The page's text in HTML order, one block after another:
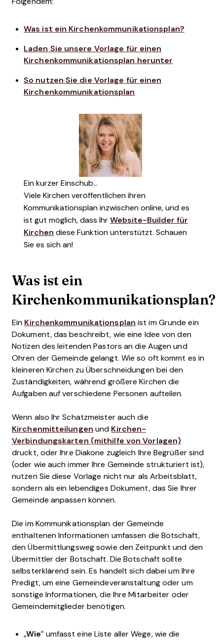
Was ist ein Kirchenkommunikationsplan?
Laden Sie unsere Vorlage für einen
Kirchenkommunikationsplan herunter
So nutzen Sie die Vorlage für einen
Kirchenkommunikationsplan
Ein kurzer Einschub...
Viele Kirchen veröffentlichen ihren
Kommunikationsplan inzwischen online, und es
ist gut möglich, dass Ihr Website-Builder für
Kirchen diese Funktion unterstützt. Schauen
Sie es sich an!
Was ist ein
Kirchenkommunikationsplan?
Ein Kirchenkommunikationsplan ist im Grunde ein
Dokument, das beschreibt, wie eine Idee von den
Notizen des leitenden Pastors an die Augen und
Ohren der Gemeinde gelangt. Wie so oft kommt es in
kleineren Kirchen zu Überschneidungen bei den
Zuständigkeiten, während größere Kirchen die
Aufgaben auf verschiedene Personen aufteilen.
Wenn also Ihr Schatzmeister auch die
Kirchenmitteilungen und Kirchen-
Verbindungskarten (mithilfe von Vorlagen)
druckt, oder Ihre Diakone zugleich Ihre Begrüßer sind
(oder wie auch immer Ihre Gemeinde strukturiert ist),
nutzen Sie diese Vorlage nicht nur als Arbeitsblatt,
sondern als ein lebendiges Dokument, das Sie Ihrer
Gemeinde anpassen können.
Die im Kommunikationsplan der Gemeinde
enthaltenen Informationen umfassen die Botschaft,
den Übermittlungsweg sowie den Zeitpunkt und den
Übermittler der Botschaft. Die Botschaft sollte
selbsterklärend sein. Es handelt sich dabei um Ihre
Predigt, um eine Gemeindeveranstaltung oder um
sonstige Informationen, die Ihre Mitarbeiter oder
Gemeindemitglieder benötigen.
„Wie“ umfasst eine Liste aller Wege, wie die